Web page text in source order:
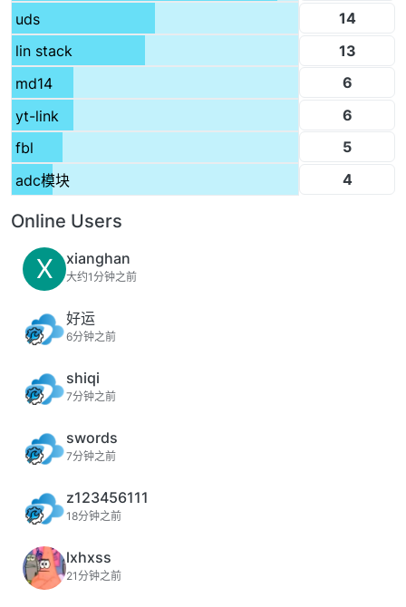
uds
14
lin stack
13
md14
6
yt-link
6
fbl
5
adc模块
4
Online Users
X xianghan
大约1分钟之前
好运
6分钟之前
shiqi
7分钟之前
swords
7分钟之前
z123456111
18分钟之前
lxhxss
21分钟之前